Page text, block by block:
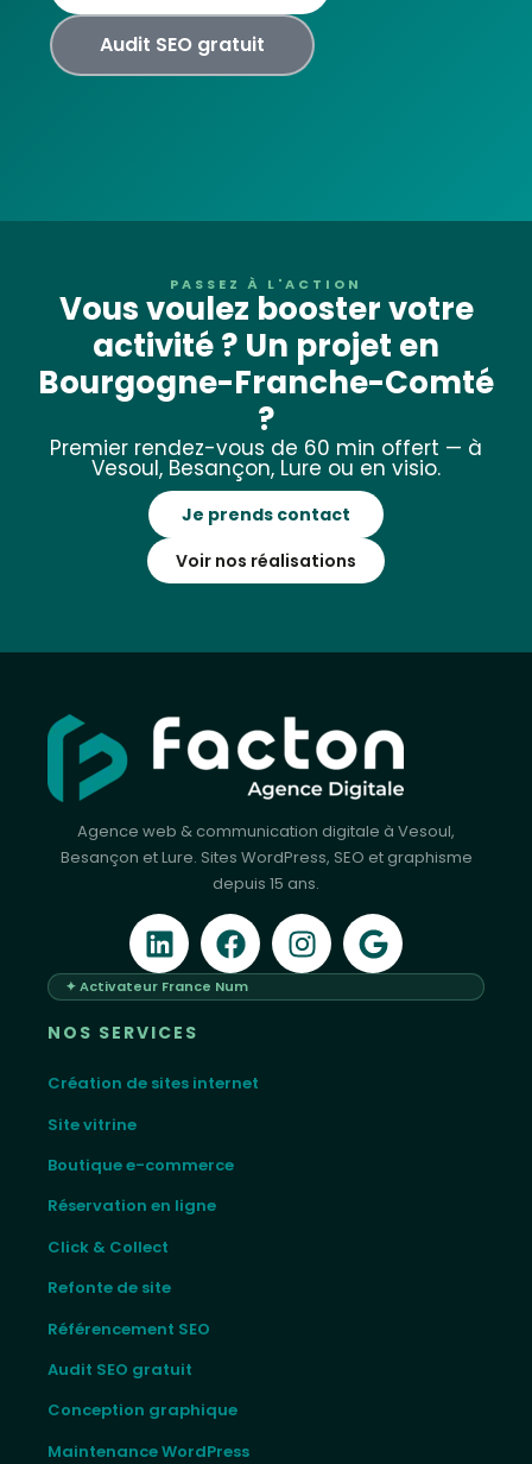
Audit SEO gratuit
PASSEZ À L'ACTION
Vous voulez booster votre
activité ? Un projet en
Bourgogne-Franche-Comté
?
Premier rendez-vous de 60 min offert — à
Vesoul, Besançon, Lure ou en visio.
Je prends contact
Voir nos réalisations
Agence web & communication digitale à Vesoul,
Besançon et Lure. Sites WordPress, SEO et graphisme
depuis 15 ans.
✦ Activateur France Num
NOS SERVICES
Création de sites internet
Site vitrine
Boutique e-commerce
Réservation en ligne
Click & Collect
Refonte de site
Référencement SEO
Audit SEO gratuit
Conception graphique
Maintenance WordPress